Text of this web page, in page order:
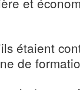
étaient
de